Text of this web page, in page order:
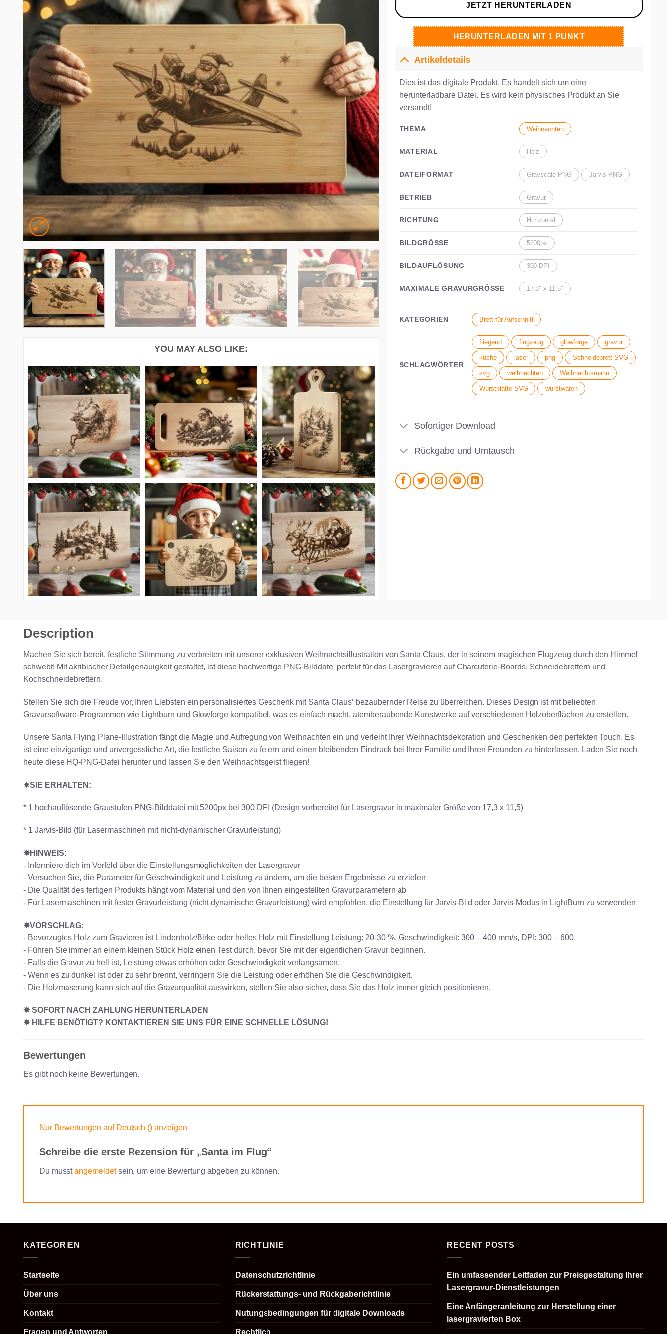
YOU MAY ALSO LIKE:
JETZT HERUNTERLADEN
HERUNTERLADEN MIT 1 PUNKT
Artikeldetails
Dies ist das digitale Produkt. Es handelt sich um eine
herunterladbare Datei. Es wird kein physisches Produkt an Sie
versandt!
THEMA Weihnachten
MATERIAL Holz
DATEIFORMAT Grayscale PNG Jarvis PNG
BETRIEB Gravur
RICHTUNG Horizontal
BILDGRÖSSE 5200px
BILDAUFLÖSUNG 300 DPI
MAXIMALE GRAVURGRÖSSE 17.3″ x 11.5″
KATEGORIEN Brett für Aufschnitt
SCHLAGWÖRTER
fliegend flugzeug glowforge gravur
küche laser png Schneidebrett SVG
svg weihnachten Weihnachtsmann
Wurstplatte SVG wurstwaren
Sofortiger Download
Rückgabe und Umtausch
Description
Machen Sie sich bereit, festliche Stimmung zu verbreiten mit unserer exklusiven Weihnachtsillustration von Santa Claus, der in seinem magischen Flugzeug durch den Himmel
schwebt! Mit akribischer Detailgenauigkeit gestaltet, ist diese hochwertige PNG-Bilddatei perfekt für das Lasergravieren auf Charcuterie-Boards, Schneidebrettern und
Kochschneidebrettern.
Stellen Sie sich die Freude vor, Ihren Liebsten ein personalisiertes Geschenk mit Santa Claus‘ bezaubernder Reise zu überreichen. Dieses Design ist mit beliebten
Gravursoftware-Programmen wie Lightburn und Glowforge kompatibel, was es einfach macht, atemberaubende Kunstwerke auf verschiedenen Holzoberflächen zu erstellen.
Unsere Santa Flying Plane-Illustration fängt die Magie und Aufregung von Weihnachten ein und verleiht Ihrer Weihnachtsdekoration und Geschenken den perfekten Touch. Es
ist eine einzigartige und unvergessliche Art, die festliche Saison zu feiern und einen bleibenden Eindruck bei Ihrer Familie und Ihren Freunden zu hinterlassen. Laden Sie noch
heute diese HQ-PNG-Datei herunter und lassen Sie den Weihnachtsgeist fliegen!
✸SIE ERHALTEN:
* 1 hochauflösende Graustufen-PNG-Bilddatei mit 5200px bei 300 DPI (Design vorbereitet für Lasergravur in maximaler Größe von 17,3 x 11,5)
* 1 Jarvis-Bild (für Lasermaschinen mit nicht-dynamischer Gravurleistung)
✸HINWEIS:
- Informiere dich im Vorfeld über die Einstellungsmöglichkeiten der Lasergravur
- Versuchen Sie, die Parameter für Geschwindigkeit und Leistung zu ändern, um die besten Ergebnisse zu erzielen
- Die Qualität des fertigen Produkts hängt vom Material und den von Ihnen eingestellten Gravurparametern ab
- Für Lasermaschinen mit fester Gravurleistung (nicht dynamische Gravurleistung) wird empfohlen, die Einstellung für Jarvis-Bild oder Jarvis-Modus in LightBurn zu verwenden
✸VORSCHLAG:
- Bevorzugtes Holz zum Gravieren ist Lindenholz/Birke oder helles Holz mit Einstellung Leistung: 20-30 %, Geschwindigkeit: 300 – 400 mm/s, DPI: 300 – 600.
- Führen Sie immer an einem kleinen Stück Holz einen Test durch, bevor Sie mit der eigentlichen Gravur beginnen.
- Falls die Gravur zu hell ist, Leistung etwas erhöhen oder Geschwindigkeit verlangsamen.
- Wenn es zu dunkel ist oder zu sehr brennt, verringern Sie die Leistung oder erhöhen Sie die Geschwindigkeit.
- Die Holzmaserung kann sich auf die Gravurqualität auswirken, stellen Sie also sicher, dass Sie das Holz immer gleich positionieren.
✸ SOFORT NACH ZAHLUNG HERUNTERLADEN
✸ HILFE BENÖTIGT? KONTAKTIEREN SIE UNS FÜR EINE SCHNELLE LÖSUNG!
Bewertungen
Es gibt noch keine Bewertungen.
Nur Bewertungen auf Deutsch () anzeigen
Schreibe die erste Rezension für „Santa im Flug“
Du musstangemeldetsein, um eine Bewertung abgeben zu können.
KATEGORIEN
Startseite
Über uns
Kontakt
Fragen und Antworten
RICHTLINIE
Datenschutzrichtlinie
Rückerstattungs- und Rückgaberichtlinie
Nutungsbedingungen für digitale Downloads
Rechtlich
RECENT POSTS
Ein umfassender Leitfaden zur Preisgestaltung Ihrer
Lasergravur-Dienstleistungen
Eine Anfängeranleitung zur Herstellung einer
lasergravierten Box